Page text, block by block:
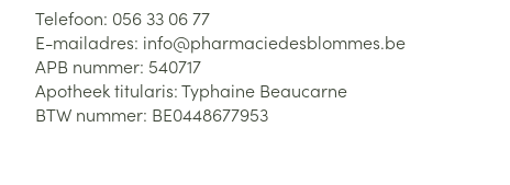
Telefoon: 056 33 06 77
E-mailadres: info@pharmaciedesblommes.be
APB nummer: 540717
Apotheek titularis:Typhaine Beaucarne
BTW nummer: BE0448677953